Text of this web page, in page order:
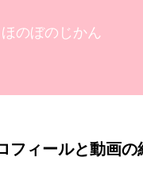
ほのぼのじかん
フィールと動画の